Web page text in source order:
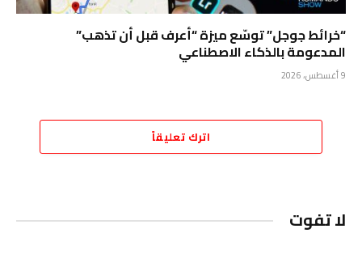
“خرائط جوجل” توسّع ميزة “أعرف قبل أن تذهب”
المدعومة بالذكاء الاصطناعي
9 أغسطس، 2026
اترك تعليقاً
لا تفوت